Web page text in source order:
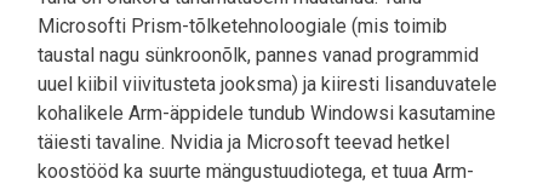
Microsofti Prism-tõlketehnoloogiale (mis toimib
taustal nagu sünkroonõlk, pannes vanad programmid
uuel kiibil viivitusteta jooksma) ja kiiresti lisanduvatele
kohalikele Arm-äppidele tundub Windowsi kasutamine
täiesti tavaline. Nvidia ja Microsoft teevad hetkel
koostööd ka suurte mängustuudiotega, et tuua Arm-